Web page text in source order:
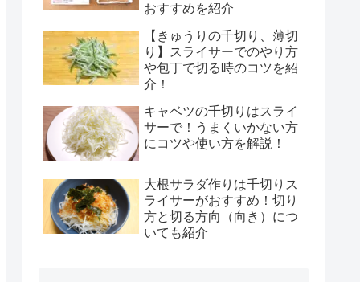
おすすめを紹介
【きゅうりの千切り、薄切
り】スライサーでのやり方
や包丁で切る時のコツを紹
介！
キャベツの千切りはスライ
サーで！うまくいかない方
にコツや使い方を解説！
大根サラダ作りは千切りス
ライサーがおすすめ！切り
方と切る方向（向き）につ
いても紹介